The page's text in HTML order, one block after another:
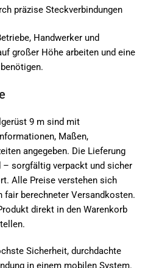
präzise Steckverbindungen
Handwerker und
großer Höhe arbeiten und eine
9 m sind mit
Maßen,
angegeben. Die Lieferung
sorgfältig verpackt und sicher
Alle Preise verstehen sich
fair berechneter Versandkosten.
direkt in den Warenkorb
Sicherheit, durchdachte